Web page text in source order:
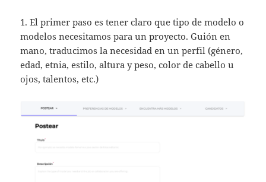
1. El primer paso es tener claro que tipo de modelo o
modelos necesitamos para un proyecto. Guión en
mano, traducimos la necesidad en un perfil (género,
edad, etnia, estilo, altura y peso, color de cabello u
ojos, talentos, etc.)